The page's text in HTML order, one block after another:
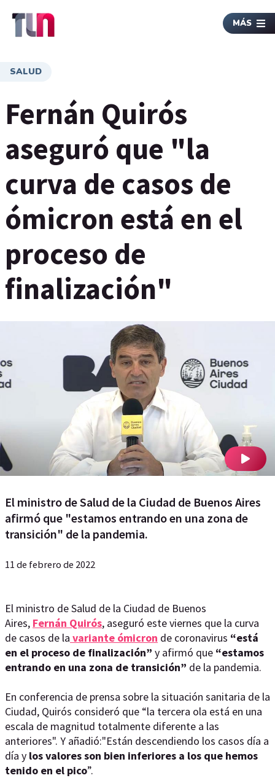
MÁS
SALUD
Fernán Quirós
aseguró que "la
curva de casos de
ómicron está en el
proceso de
finalización"
El ministro de Salud de la Ciudad de Buenos Aires
afirmó que "estamos entrando en una zona de
transición" de la pandemia.
11 de febrero de 2022
El ministro de Salud de la Ciudad de Buenos
Aires, Fernán Quirós, aseguró este viernes que la curva
de casos de la variante ómicron de coronavirus “está
en el proceso de finalización” y afirmó que “estamos
entrando en una zona de transición” de la pandemia.
En conferencia de prensa sobre la situación sanitaria de la
Ciudad, Quirós consideró que “la tercera ola está en una
escala de magnitud totalmente diferente a las
anteriores". Y añadió:"Están descendiendo los casos día a
día y los valores son bien inferiores a los que hemos
tenido en el pico”.